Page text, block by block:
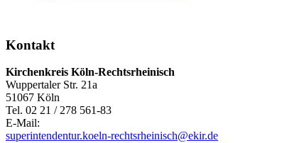
Kontakt
Kirchenkreis Köln-Rechtsrheinisch
Wuppertaler Str. 21a
51067 Köln
Tel. 02 21 / 278 561-83
E-Mail:
superintendentur.koeln-rechtsrheinisch@ekir.de